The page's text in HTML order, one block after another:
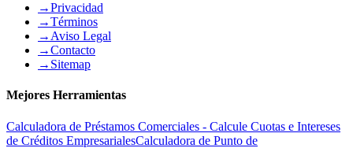
→Privacidad
→Términos
→ Aviso Legal
→Contacto
→ Sitemap
Mejores Herramientas
Calculadora de Préstamos Comerciales - Calcule Cuotas e Intereses
de Créditos EmpresarialesCalculadora de Punto de